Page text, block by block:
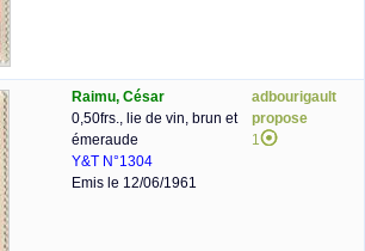
Raimu, César
0,50frs., lie de vin, brun et
émeraude
Y&T N°1304
Emis le 12/06/1961
adbourigault
propose
1